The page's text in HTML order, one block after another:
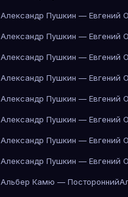
Александр Пушкин — Евгений
Александр Пушкин — Евгений
Александр Пушкин — Евгений
Александр Пушкин — Евгений
Александр Пушкин — Евгений
Александр Пушкин — Евгений
Александр Пушкин — Евгений
Александр Пушкин — Евгений
Альбер Камю — Посторонний